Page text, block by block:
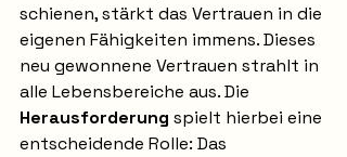
schienen, stärkt das Vertrauen in die
eigenen Fähigkeiten immens. Dieses
neu gewonnene Vertrauen strahlt in
alle Lebensbereiche aus. Die
Herausforderung spielt hierbei eine
entscheidende Rolle: Das